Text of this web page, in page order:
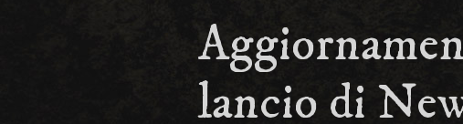
lancio di